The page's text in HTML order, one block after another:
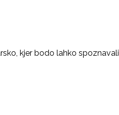
kjer bodo lahko spoznavali